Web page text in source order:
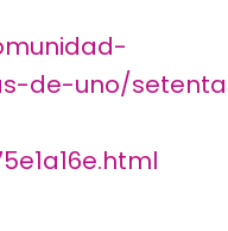
de-uno/